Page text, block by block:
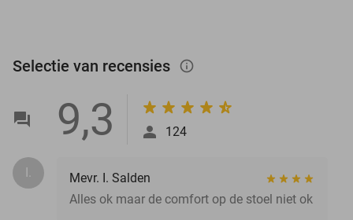
Selectie van recensies info_outlined
9,3 124
I.
Mevr. I. Salden
Alles ok maar de comfort op de stoel niet ok